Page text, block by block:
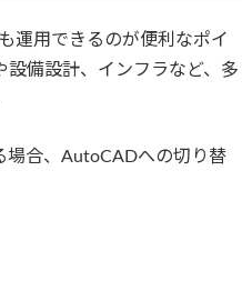
運用できるのが便利なポイ
設備設計、インフラなど、多
場合、AutoCADへの切り替